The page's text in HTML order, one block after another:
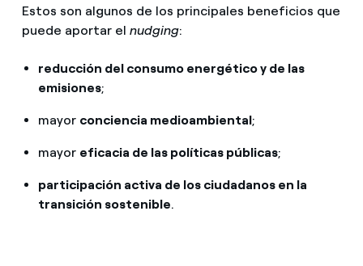
Estos son algunos de los principales beneficios que
puede aportar el nudging:
reducción del consumo energético y de las
emisiones;
mayor conciencia medioambiental;
mayor eficacia de las políticas públicas;
participación activa de los ciudadanos en la
transición sostenible.